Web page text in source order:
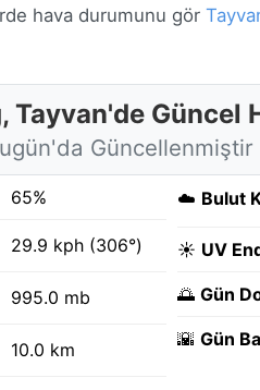
hava durumunu gör
Tayvan'de Güncel
Güncellenmiştir
65%
29.9 kph (306°)
995.0 mb
10.0 km
☁️ Bulut
☀️ UV
🌅 Gün
🌇 Gün